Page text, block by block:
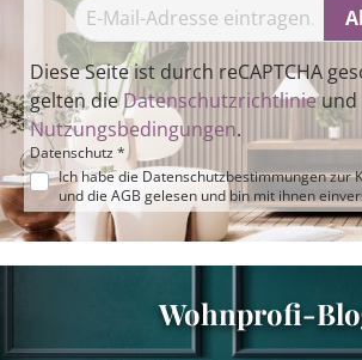
Diese Seite ist durch reCAPTCHA
gelten dieDatenschutzrichtlinieund
Nutzungsbedingungen.
Datenschutz *
Ich habe die Datenschutzbestimmungenzur
und die AGB gelesen und bin mit ihnen
Wohnprofi-